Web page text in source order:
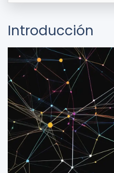
Introducción